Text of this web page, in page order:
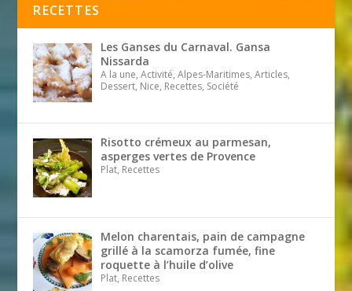
RECETTES
Les Ganses du Carnaval. Gansa
Nissarda
A la une, Activité, Alpes-Maritimes, Articles,
Dessert, Nice, Recettes, Société
Risotto crémeux au parmesan,
asperges vertes de Provence
Plat, Recettes
Melon charentais, pain de campagne
grillé à la scamorza fumée, fine
roquette à l’huile d’olive
Plat, Recettes